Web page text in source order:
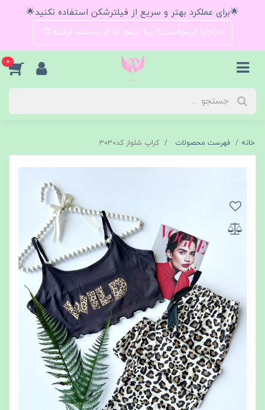
🌟برای عملکرد بهتر و سریع از فیلترشکن استفاده نکنید🌟
حراجیا اینجاست؟ بیا اینجا تا از دستت نرفته😍
0
خانه فهرست محصولات کراپ شلوار کد۳۰۳۰